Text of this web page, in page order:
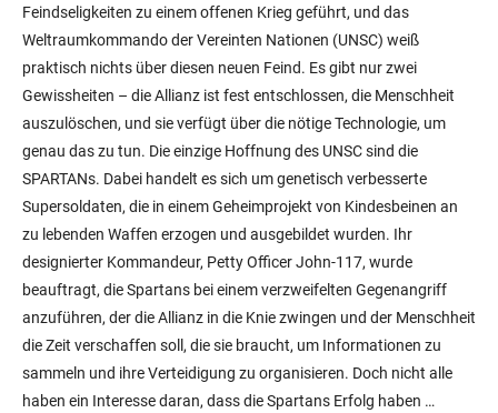
Feindseligkeiten zu einem offenen Krieg geführt, und das
Weltraumkommando der Vereinten Nationen (UNSC) weiß
praktisch nichts über diesen neuen Feind. Es gibt nur zwei
Gewissheiten – die Allianz ist fest entschlossen, die Menschheit
auszulöschen, und sie verfügt über die nötige Technologie, um
genau das zu tun. Die einzige Hoffnung des UNSC sind die
SPARTANs. Dabei handelt es sich um genetisch verbesserte
Supersoldaten, die in einem Geheimprojekt von Kindesbeinen an
zu lebenden Waffen erzogen und ausgebildet wurden. Ihr
designierter Kommandeur, Petty Officer John-117, wurde
beauftragt, die Spartans bei einem verzweifelten Gegenangriff
anzuführen, der die Allianz in die Knie zwingen und der Menschheit
die Zeit verschaffen soll, die sie braucht, um Informationen zu
sammeln und ihre Verteidigung zu organisieren. Doch nicht alle
haben ein Interesse daran, dass die Spartans Erfolg haben …